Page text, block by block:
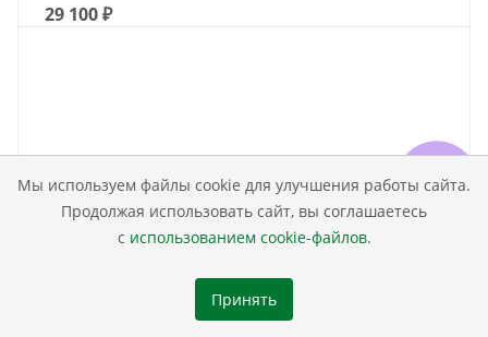
Мы используем файлы cookie для улучшения работы сайта.
Продолжая использовать сайт, вы соглашаетесь
с использованием cookie-файлов.
Принять
29 100₽